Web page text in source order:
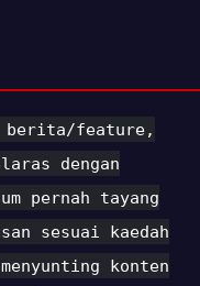
berita/feature,
dengan
pernah tayang
sesuai kaedah
konten